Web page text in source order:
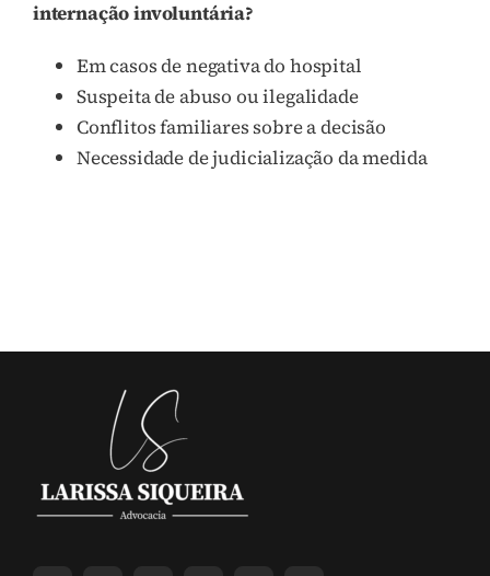
internação involuntária?
Em casos de negativa do hospital
Suspeita de abuso ou ilegalidade
Conflitos familiares sobre a decisão
Necessidade de judicialização da medida